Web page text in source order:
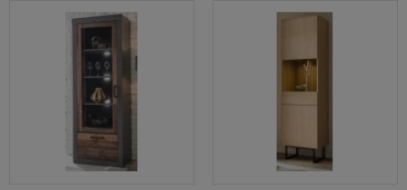
Option Jackson Eiche
Option Kaschmir
Piano
Ribera
Rideau
Plate
Positano
Prime
Ribera
Rideau